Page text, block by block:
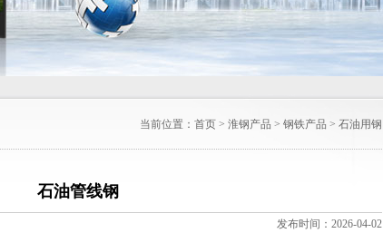
当前位置： 首页 > 淮钢产品 > 钢铁产品 > 石油用钢
石油管线钢
发布时间：2026-04-02